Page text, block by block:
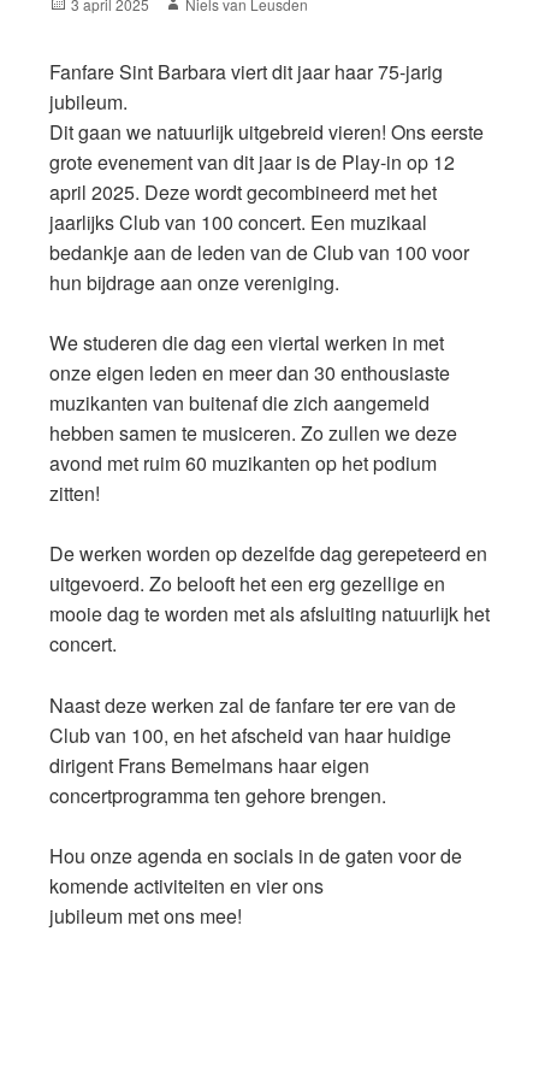
3 april 2025 Niels van Leusden
Fanfare Sint Barbara viert dit jaar haar 75-jarig
jubileum.
Dit gaan we natuurlijk uitgebreid vieren! Ons eerste
grote evenement van dit jaar is de Play-in op 12
april 2025. Deze wordt gecombineerd met het
jaarlijks Club van 100 concert. Een muzikaal
bedankje aan de leden van de Club van 100 voor
hun bijdrage aan onze vereniging.
We studeren die dag een viertal werken in met
onze eigen leden en meer dan 30 enthousiaste
muzikanten van buitenaf die zich aangemeld
hebben samen te musiceren. Zo zullen we deze
avond met ruim 60 muzikanten op het podium
zitten!
De werken worden op dezelfde dag gerepeteerd en
uitgevoerd. Zo belooft het een erg gezellige en
mooie dag te worden met als afsluiting natuurlijk het
concert.
Naast deze werken zal de fanfare ter ere van de
Club van 100, en het afscheid van haar huidige
dirigent Frans Bemelmans haar eigen
concertprogramma ten gehore brengen.
Hou onze agenda en socials in de gaten voor de
komende activiteiten en vier ons
jubileum met ons mee!